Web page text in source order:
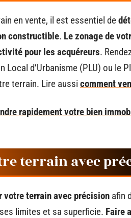
en vente, il est essentiel de
constructible. Le zonage de
pour les acquéreurs.
d’Urbanisme (PLU) ou le
terrain. Lire aussi comment
rapidement votre bien
terrain avec
votre terrain avec précision afin
limites et sa superficie. Faire